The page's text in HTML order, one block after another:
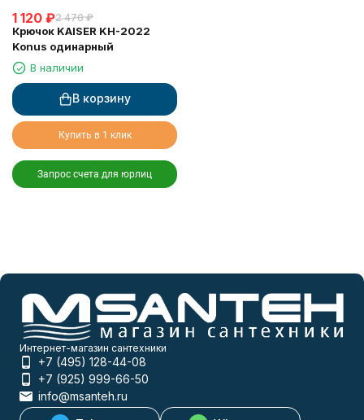
1 120 ₽2 470 ₽
Крючок KAISER KH-2022
Konus одинарный
В наличии
В корзину
Купить в 1 клик
Запрос счета для юрлиц
Интернет-магазин сантехники
+7 (495) 128-44-08
+7 (925) 999-66-50
info@msanteh.ru